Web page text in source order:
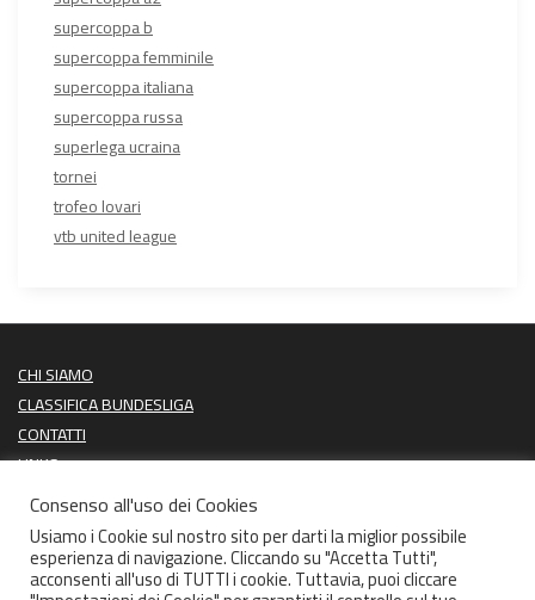
supercoppa b
supercoppa femminile
supercoppa italiana
supercoppa russa
superlega ucraina
tornei
trofeo lovari
vtb united league
CHI SIAMO
CLASSIFICA BUNDESLIGA
CONTATTI
LINKS
PROSSIME PARTITE
ULTIMI RISULTATI
Consenso all'uso dei Cookies
Usiamo i Cookie sul nostro sito per darti la miglior possibile
esperienza di navigazione. Cliccando su "Accetta Tutti",
acconsenti all'uso di TUTTI i cookie. Tuttavia, puoi cliccare